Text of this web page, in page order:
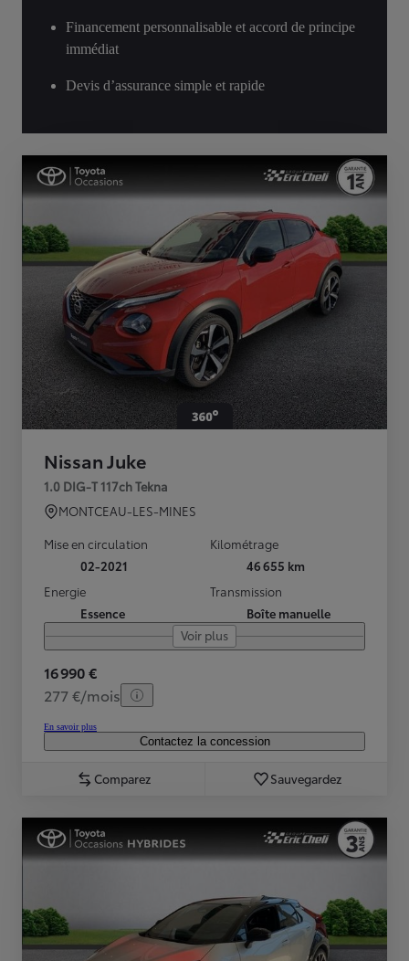
Financement personnalisable et accord de principe
immédiat
Devis d’assurance simple et rapide
Nissan Juke
1.0 DIG-T 117ch Tekna
MONTCEAU-LES-MINES
Mise en circulation
02-2021
Kilométrage
46 655 km
Energie
Essence
Transmission
Boîte manuelle
Voir plus
16 990 €
277 €/mois
En savoir plus
Contactez la concession
Comparez Sauvegardez